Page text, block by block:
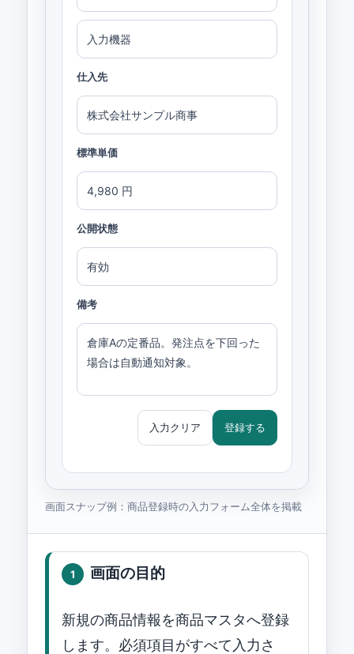
入力機器
仕入先
株式会社サンプル商事
標準単価
4,980 円
公開状態
有効
備考
倉庫Aの定番品。発注点を下回った
場合は自動通知対象。
入力クリア 登録する
画面スナップ例：商品登録時の入力フォーム全体を掲載
1 画面の目的
新規の商品情報を商品マスタへ登録
します。必須項目がすべて入力さ